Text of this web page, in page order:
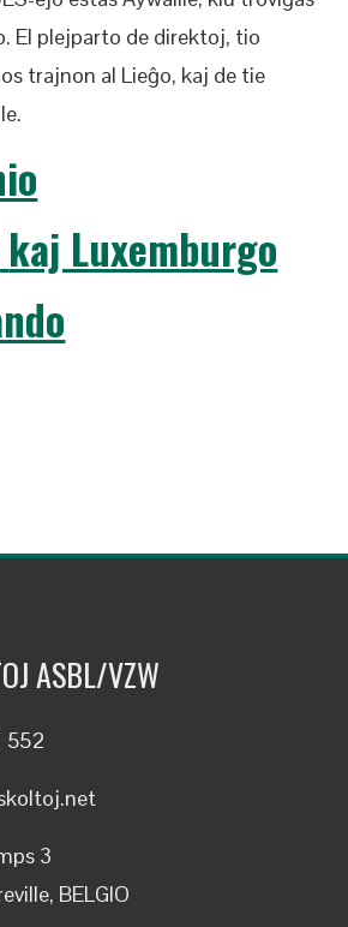
El plejparto de direktoj, tio
trajnon al Lieĝo, kaj de tie
kaj Luxemburgo
ASBL/VZW
552
3
BELGIO